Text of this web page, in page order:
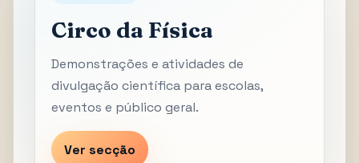
Circo da Física
Demonstrações e atividades de
divulgação científica para escolas,
eventos e público geral.
Ver secção